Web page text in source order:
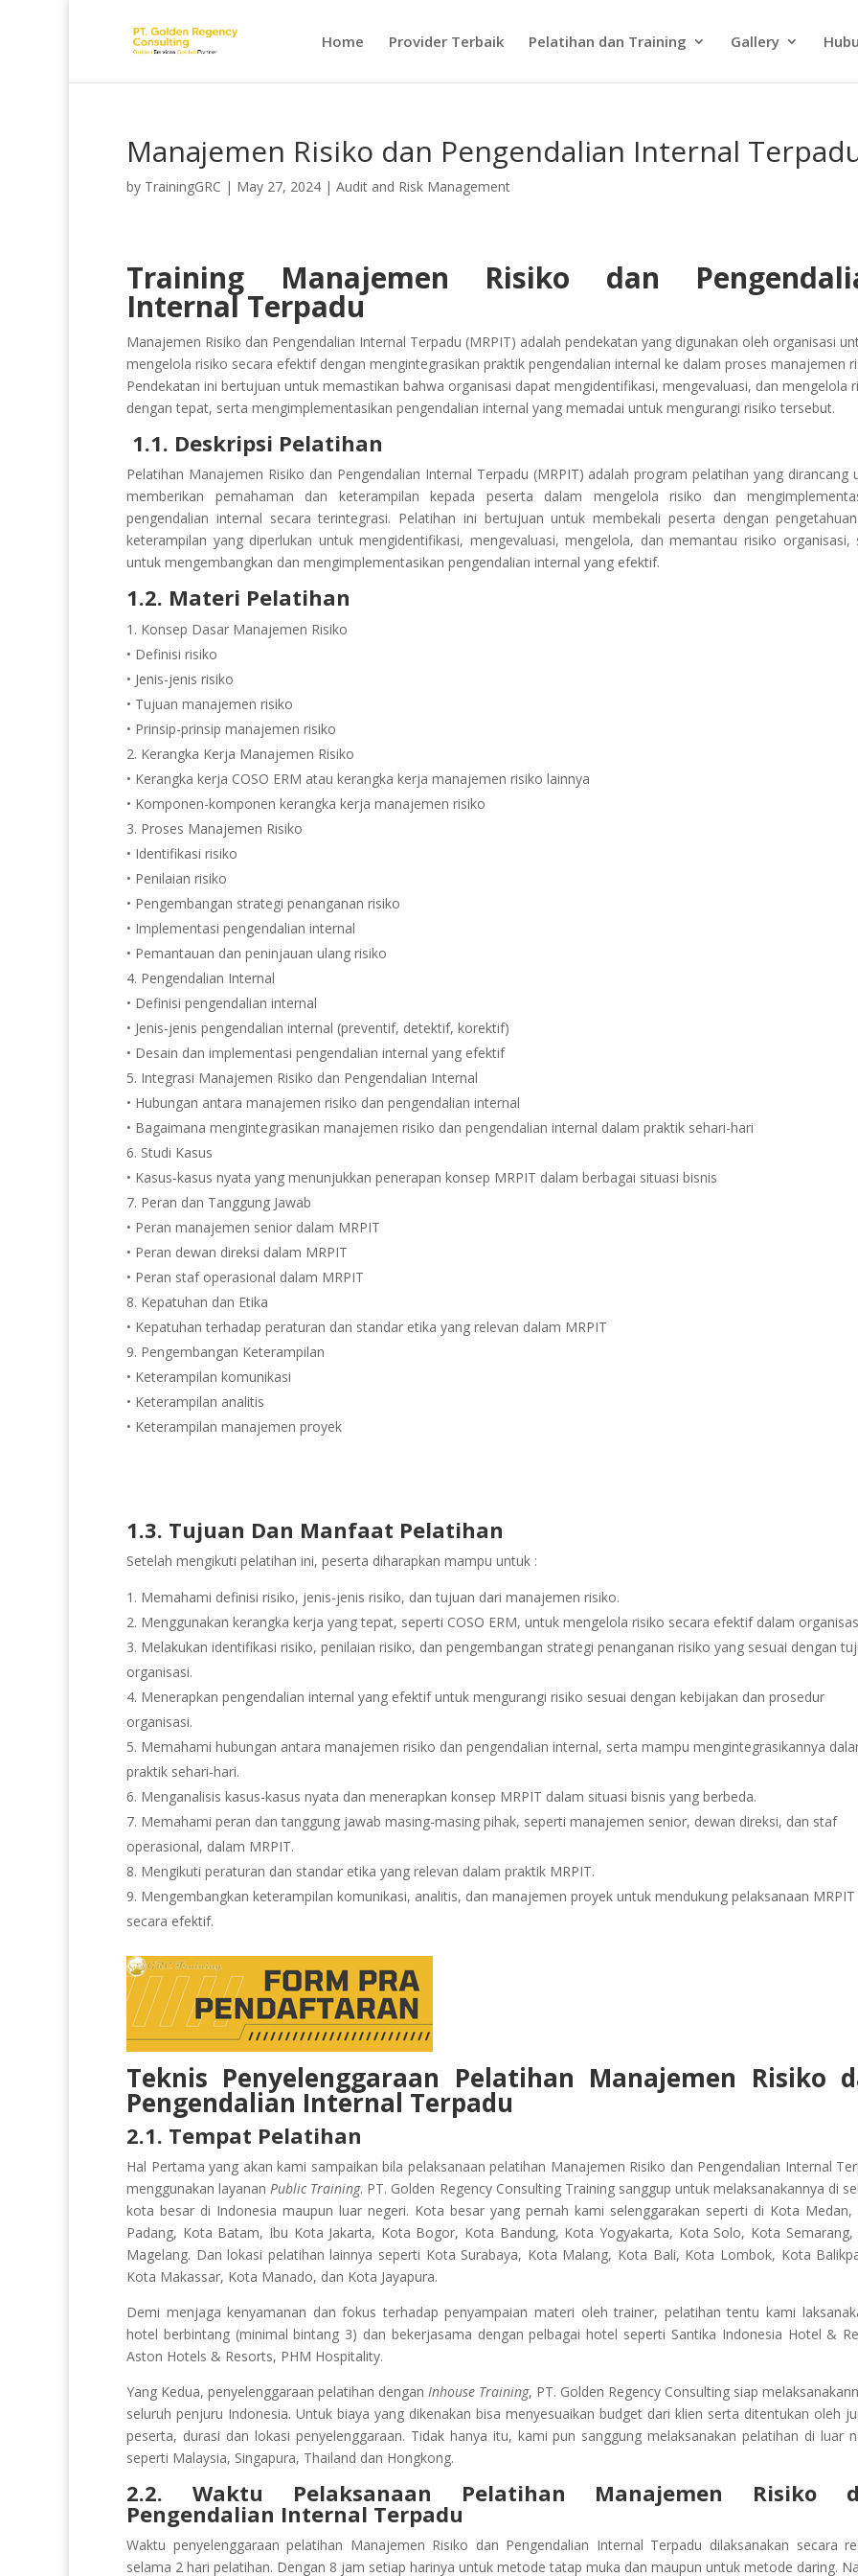
Home Provider Terbaik Pelatihan dan Training Gallery
Manajemen Risiko dan Pengendalian Internal
by TrainingGRC | May 27, 2024 | Audit and Risk Management
Training Manajemen Risiko dan
Internal Terpadu
Manajemen Risiko dan Pengendalian Internal Terpadu (MRPIT) adalah pendekatan yang digunakan oleh organisasi
mengelola risiko secara efektif dengan mengintegrasikan praktik pengendalian internal ke dalam proses manajemen
Pendekatan ini bertujuan untuk memastikan bahwa organisasi dapat mengidentifikasi, mengevaluasi, dan mengelola
dengan tepat, serta mengimplementasikan pengendalian internal yang memadai untuk mengurangi risiko tersebut.
1.1. Deskripsi Pelatihan
Pelatihan Manajemen Risiko dan Pengendalian Internal Terpadu (MRPIT) adalah program pelatihan yang dirancang
memberikan pemahaman dan keterampilan kepada peserta dalam mengelola risiko dan
pengendalian internal secara terintegrasi. Pelatihan ini bertujuan untuk membekali peserta dengan
keterampilan yang diperlukan untuk mengidentifikasi, mengevaluasi, mengelola, dan memantau risiko organisasi,
untuk mengembangkan dan mengimplementasikan pengendalian internal yang efektif.
1.2. Materi Pelatihan
Konsep Dasar Manajemen Risiko
• Definisi risiko
• Jenis-jenis risiko
• Tujuan manajemen risiko
• Prinsip-prinsip manajemen risiko
2. Kerangka Kerja Manajemen Risiko
• Kerangka kerja COSO ERM atau kerangka kerja manajemen risiko lainnya
• Komponen-komponen kerangka kerja manajemen risiko
3. Proses Manajemen Risiko
• Identifikasi risiko
• Penilaian risiko
• Pengembangan strategi penanganan risiko
• Implementasi pengendalian internal
• Pemantauan dan peninjauan ulang risiko
4. Pengendalian Internal
• Definisi pengendalian internal
• Jenis-jenis pengendalian internal (preventif, detektif, korektif)
• Desain dan implementasi pengendalian internal yang efektif
5. Integrasi Manajemen Risiko dan Pengendalian Internal
• Hubungan antara manajemen risiko dan pengendalian internal
• Bagaimana mengintegrasikan manajemen risiko dan pengendalian internal dalam praktik sehari-hari
6. Studi Kasus
• Kasus-kasus nyata yang menunjukkan penerapan konsep MRPIT dalam berbagai situasi bisnis
7. Peran dan Tanggung Jawab
• Peran manajemen senior dalam MRPIT
• Peran dewan direksi dalam MRPIT
• Peran staf operasional dalam MRPIT
8. Kepatuhan dan Etika
• Kepatuhan terhadap peraturan dan standar etika yang relevan dalam MRPIT
9. Pengembangan Keterampilan
• Keterampilan komunikasi
• Keterampilan analitis
• Keterampilan manajemen proyek
1.3. Tujuan Dan Manfaat Pelatihan
Setelah mengikuti pelatihan ini, peserta diharapkan mampu untuk :
Memahami definisi risiko, jenis-jenis risiko, dan tujuan dari manajemen risiko.
2. Menggunakan kerangka kerja yang tepat, seperti COSO ERM, untuk mengelola risiko secara efektif dalam
3. Melakukan identifikasi risiko, penilaian risiko, dan pengembangan strategi penanganan risiko yang sesuai dengan
organisasi.
4. Menerapkan pengendalian internal yang efektif untuk mengurangi risiko sesuai dengan kebijakan dan prosedur
organisasi.
5. Memahami hubungan antara manajemen risiko dan pengendalian internal, serta mampu mengintegrasikannya
praktik sehari-hari.
6. Menganalisis kasus-kasus nyata dan menerapkan konsep MRPIT dalam situasi bisnis yang berbeda.
7. Memahami peran dan tanggung jawab masing-masing pihak, seperti manajemen senior, dewan direksi, dan staf
operasional, dalam MRPIT.
8. Mengikuti peraturan dan standar etika yang relevan dalam praktik MRPIT.
9. Mengembangkan keterampilan komunikasi, analitis, dan manajemen proyek untuk mendukung pelaksanaan MRPIT
secara efektif.
Teknis Penyelenggaraan Pelatihan Manajemen Risiko
Pengendalian Internal Terpadu
2.1. Tempat Pelatihan
Hal Pertama yang akan kami sampaikan bila pelaksanaan pelatihan Manajemen Risiko dan Pengendalian Internal
menggunakan layanan Public Training. PT. Golden Regency Consulting Training sanggup untuk melaksanakannya di
kota besar di Indonesia maupun luar negeri. Kota besar yang pernah kami selenggarakan seperti di Kota Medan,
Padang, Kota Batam, Ibu Kota Jakarta, Kota Bogor, Kota Bandung, Kota Yogyakarta, Kota Solo, Kota Semarang,
Magelang. Dan lokasi pelatihan lainnya seperti Kota Surabaya, Kota Malang, Kota Bali, Kota Lombok, Kota
Kota Makassar, Kota Manado, dan Kota Jayapura.
Demi menjaga kenyamanan dan fokus terhadap penyampaian materi oleh trainer, pelatihan tentu kami
hotel berbintang (minimal bintang 3) dan bekerjasama dengan pelbagai hotel seperti Santika Indonesia Hotel &
Aston Hotels & Resorts, PHM Hospitality.
Yang Kedua, penyelenggaraan pelatihan dengan Inhouse Training, PT. Golden Regency Consulting siap
seluruh penjuru Indonesia. Untuk biaya yang dikenakan bisa menyesuaikan budget dari klien serta ditentukan oleh
peserta, durasi dan lokasi penyelenggaraan. Tidak hanya itu, kami pun sanggung melaksanakan pelatihan di luar
seperti Malaysia, Singapura, Thailand dan Hongkong.
2.2. Waktu Pelaksanaan Pelatihan Manajemen Risiko
Pengendalian Internal Terpadu
Waktu penyelenggaraan pelatihan Manajemen Risiko dan Pengendalian Internal Terpadu dilaksanakan secara
selama 2 hari pelatihan. Dengan 8 jam setiap harinya untuk metode tatap muka dan maupun untuk metode daring.